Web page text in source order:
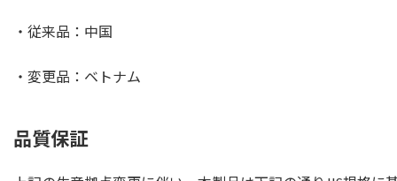
・従来品：中国
・変更品：ベトナム
品質保証